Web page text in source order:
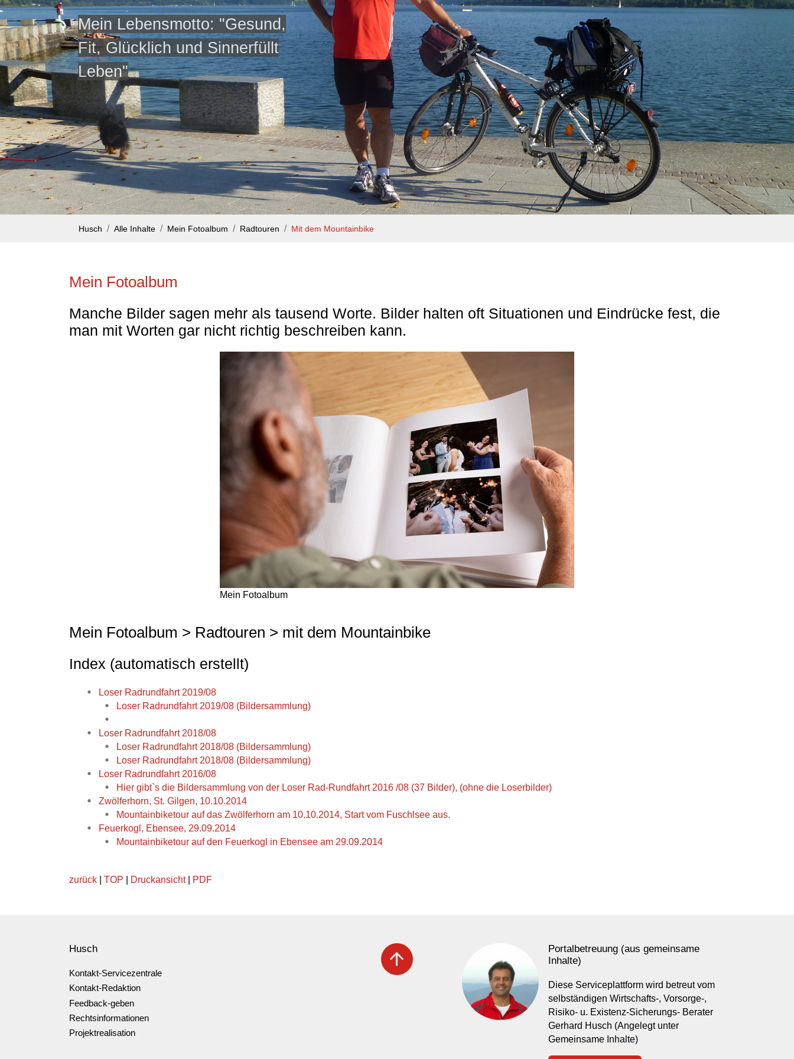
Mein Lebensmotto: "Gesund,
Fit, Glücklich und Sinnerfüllt
Leben"
Husch Alle Inhalte Mein Fotoalbum Radtouren Mit dem Mountainbike
Mein Fotoalbum
Manche Bilder sagen mehr als tausend Worte. Bilder halten oft Situationen und Eindrücke fest, die
man mit Worten gar nicht richtig beschreiben kann.
Mein Fotoalbum
Mein Fotoalbum > Radtouren > mit dem Mountainbike
Index (automatisch erstellt)
Loser Radrundfahrt 2019/08
Loser Radrundfahrt 2019/08 (Bildersammlung)
Loser Radrundfahrt 2018/08
Loser Radrundfahrt 2018/08 (Bildersammlung)
Loser Radrundfahrt 2018/08 (Bildersammlung)
Loser Radrundfahrt 2016/08
Hier gibt`s die Bildersammlung von der Loser Rad-Rundfahrt 2016 /08 (37 Bilder), (ohne die Loserbilder)
Zwölferhorn, St. Gilgen, 10.10.2014
Mountainbiketour auf das Zwölferhorn am 10.10.2014, Start vom Fuschlsee aus.
Feuerkogl, Ebensee, 29.09.2014
Mountainbiketour auf den Feuerkogl in Ebensee am 29.09.2014
zurück TOP Druckansicht| PDF
arrow_upward
Portalbetreuung (aus gemeinsame
Inhalte)
Diese Serviceplattform wird betreut vom
selbständigen Wirtschafts-, Vorsorge-,
Risiko- u. Existenz-Sicherungs- Berater
Gerhard Husch (Angelegt unter
Gemeinsame Inhalte)
Husch
Kontakt-Servicezentrale
Kontakt-Redaktion
Feedback-geben
Rechtsinformationen
Projektrealisation